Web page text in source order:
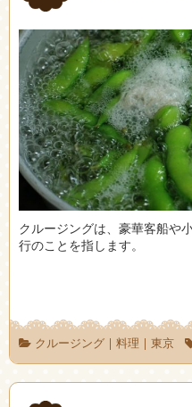
クルージングは、豪華客船や
行のことを指します。
クルージング| 料理 | 東京